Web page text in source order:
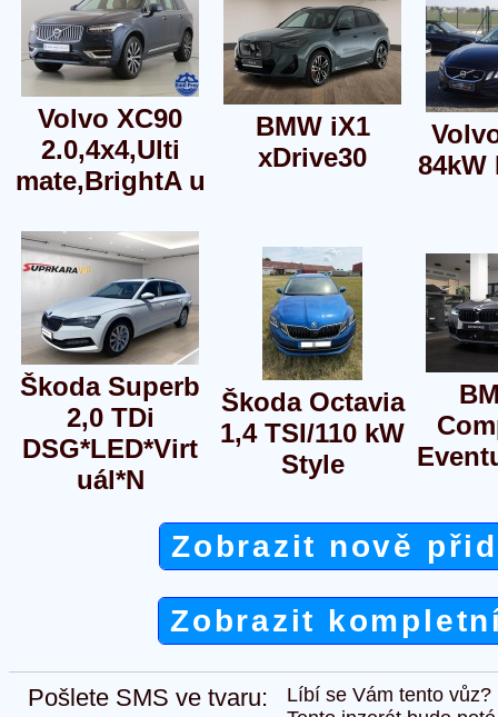
Volvo XC90
2.0,4x4,Ulti
mate,BrightA u
BMW iX1
xDrive30
84kW
Škoda Superb
2,0 TDi
DSG*LED*Virt
uál*N
Škoda Octavia
1,4 TSI/110 kW
Style
Zobrazit nově
Zobrazit
Pošlete SMS ve tvaru:
Líbí se Vám tento